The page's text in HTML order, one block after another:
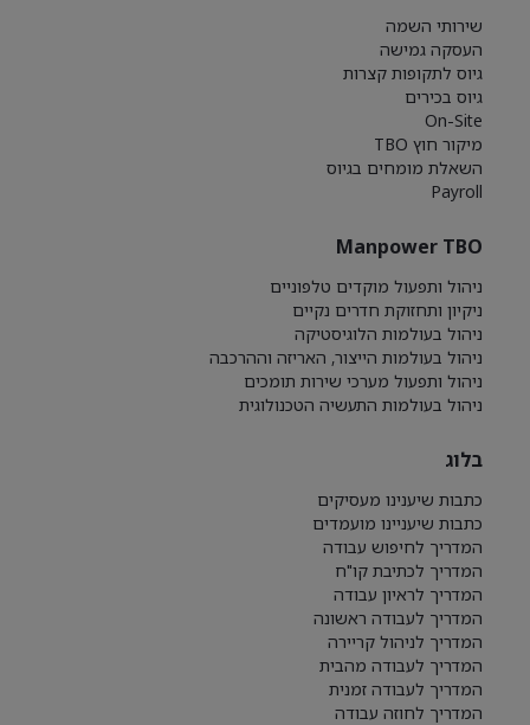
שירותי השמה
העסקה גמישה
גיוס לתקופות קצרות
גיוס בכירים
On-Site
מיקור חוץ TBO
השאלת מומחים בגיוס
Payroll
Manpower TBO
ניהול ותפעול מוקדים טלפוניים
ניקיון ותחזוקת חדרים נקיים
ניהול בעולמות הלוגיסטיקה
ניהול בעולמות הייצור, האריזה וההרכבה
ניהול ותפעול מערכי שירות תומכים
ניהול בעולמות התעשיה הטכנולוגית
בלוג
כתבות שיענינו מעסיקים
כתבות שיעניינו מועמדים
המדריך לחיפוש עבודה
המדריך לכתיבת קו"ח
המדריך לראיון עבודה
המדריך לעבודה ראשונה
המדריך לניהול קריירה
המדריך לעבודה מהבית
המדריך לעבודה זמנית
המדריך לחוזה עבודה